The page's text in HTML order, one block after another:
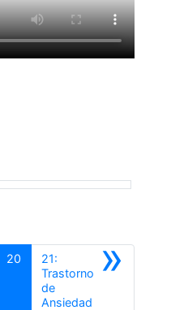
20 »
21:
Trastorno
de
Ansiedad